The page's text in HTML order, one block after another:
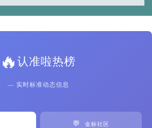
🔥认准啦热榜
— 实时标准动态信息
💬 金标社区